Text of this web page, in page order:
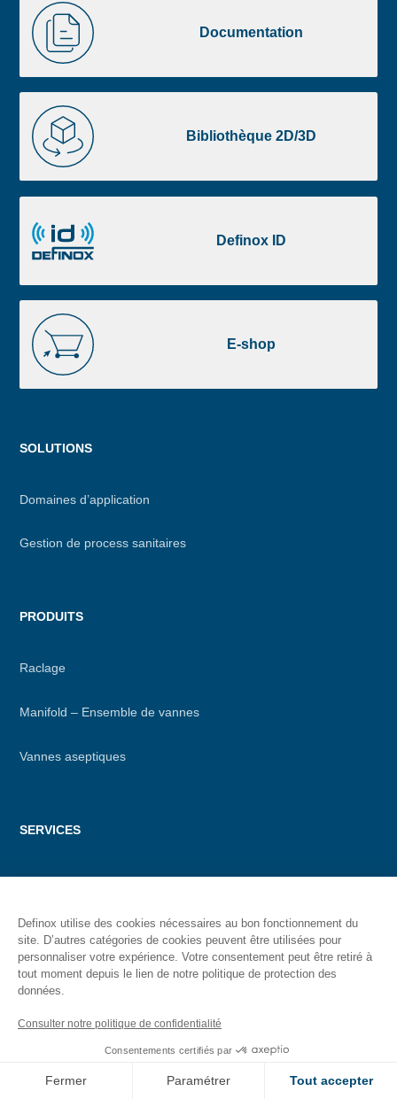
de
liste
footer
Documentation
Bibliothèque 2D/3D
Bibliothèque
2D/3D
Definox ID
ID
E-shop
shop
Menu
SOLUTIONS
Domaines d’application
Gestion de process sanitaires
PRODUITS
Raclage
Manifold – Ensemble de vannes
Vannes aseptiques
SERVICES
Definox ID
Maintenance
GROUPE
Nos filiales dans le monde
Definox utilise des cookies nécessaires au bon fonctionnement du
site. D’autres catégories de cookies peuvent être utilisées pour
personnaliser votre expérience. Votre consentement peut être retiré à
tout moment depuis le lien de notre politique de protection des
données.
Consulter notre politique de confidentialité
Consentements certifiés par
Fermer Paramétrer Tout accepter